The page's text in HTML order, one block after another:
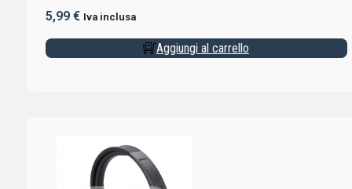
5,99 € Iva inclusa
Aggiungi al carrello